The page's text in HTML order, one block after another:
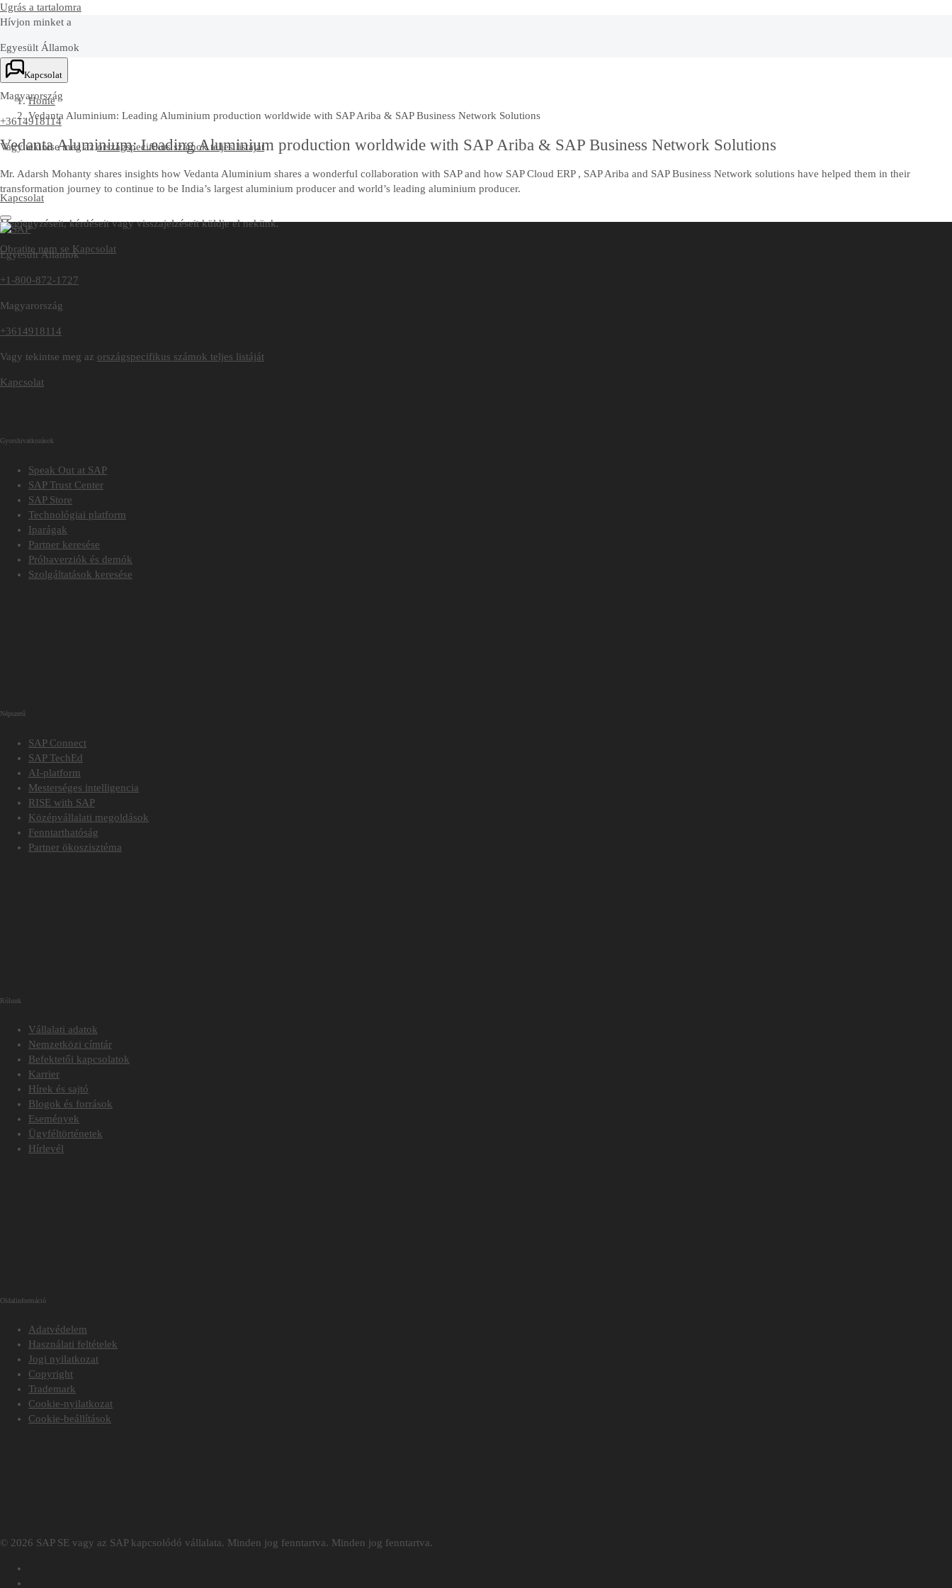
Ugrás a tartalomra
Hívjon minket a
Egyesült Államok
+1-800-872-1727
Magyarország
+3614918114
Vagy tekintse meg azországspecifikus számok teljes listáját
Kapcsolat
Megjegyzéseit, kérdéseit vagy visszajelzéseit küldje el nekünk.
Obratite nam se Kapcsolat
Kapcsolat
Home
Vedanta Aluminium: Leading Aluminium production worldwide with SAP Ariba & SAP Business Network Solutions
Vedanta Aluminium: Leading Aluminium production worldwide with SAP Ariba & SAP Business Network Solutions
Mr. Adarsh Mohanty shares insights how Vedanta Aluminium shares a wonderful collaboration with SAP and how SAP Cloud ERP , SAP Ariba and SAP Business Network solutions have helped them in their
transformation journey to continue to be India’s largest aluminium producer and world’s leading aluminium producer.
Egyesült Államok
+1-800-872-1727
Magyarország
+3614918114
Vagy tekintse meg az országspecifikus számok teljes listáját
Kapcsolat
Gyorshivatkozások
Speak Out at SAP
SAP Trust Center
SAP Store
Technológiai platform
Iparágak
Partner keresése
Próbaverziók és demók
Szolgáltatások keresése
Népszerű
SAP Connect
SAP TechEd
AI-platform
Mesterséges intelligencia
RISE with SAP
Középvállalati megoldások
Fenntarthatóság
Partner ökoszisztéma
Rólunk
Vállalati adatok
Nemzetközi címtár
Befektetői kapcsolatok
Karrier
Hírek és sajtó
Blogok és források
Események
Ügyféltörténetek
Hírlevél
Oldalinformáció
Adatvédelem
Használati feltételek
Jogi nyilatkozat
Copyright
Trademark
Cookie-nyilatkozat
Cookie-beállítások
© 2026 SAP SE vagy az SAP kapcsolódó vállalata. Minden jog fenntartva. Minden jog fenntartva.